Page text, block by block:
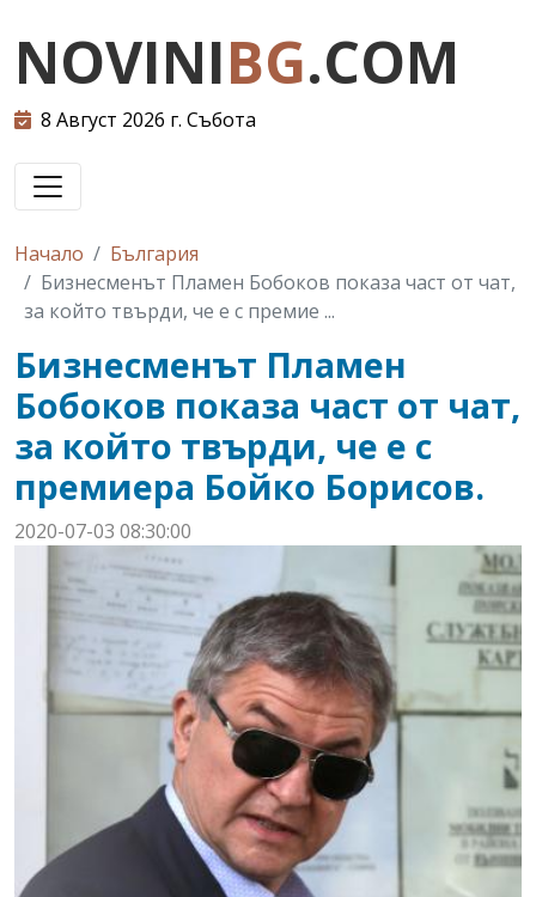
NOVINIBG.COM
8 Август 2026 г. Събота
Начало
България
Бизнесменът Пламен Бобоков показа част от чат,
за който твърди, че е с премие ...
Бизнесменът Пламен
Бобоков показа част от чат,
за който твърди, че е с
премиера Бойко Борисов.
2020-07-03 08:30:00